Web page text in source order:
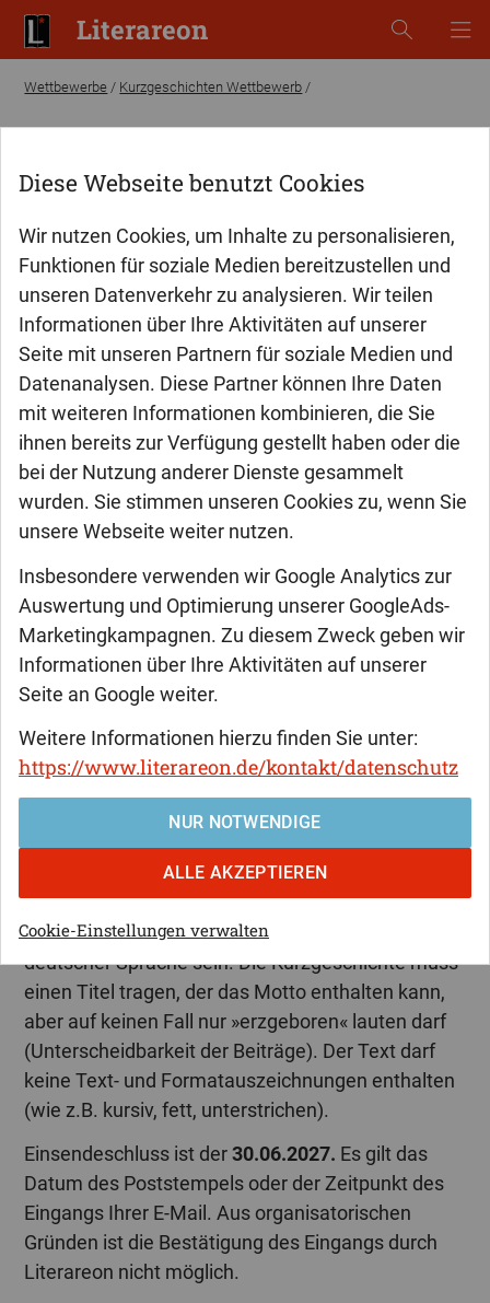
Diese Webseite benutzt Cookies
Wir nutzen Cookies, um Inhalte zu personalisieren,
Funktionen für soziale Medien bereitzustellen und
unseren Datenverkehr zu analysieren. Wir teilen
Informationen über Ihre Aktivitäten auf unserer
Seite mit unseren Partnern für soziale Medien und
Datenanalysen. Diese Partner können Ihre Daten
mit weiteren Informationen kombinieren, die Sie
ihnen bereits zur Verfügung gestellt haben oder die
bei der Nutzung anderer Dienste gesammelt
wurden. Sie stimmen unseren Cookies zu, wenn Sie
unsere Webseite weiter nutzen.
Insbesondere verwenden wir Google Analytics zur
Auswertung und Optimierung unserer GoogleAds-
Marketingkampagnen. Zu diesem Zweck geben wir
Informationen über Ihre Aktivitäten auf unserer
Seite an Google weiter.
Weitere Informationen hierzu finden Sie unter:
https://www.literareon.de/kontakt/datenschutz
NUR NOTWENDIGE
ALLE AKZEPTIEREN
Cookie-Einstellungen verwalten
Literareon
Wettbewerbe / Kurzgeschichten Wettbewerb /
Wettbewerb
Bildquelle: NoName_13 auf Pixabay
Der utzverlag veranstaltet im Rahmen der Reihe
Literareon einen Kurzgeschichten Wettbewerb mit
dem Motto»erzgeboren«.
Die Teilnahme steht allen Autorinnen und Autoren
offen. Pro Autorin/Autor darf nur ein Beitrag
eingereicht werden. Mitarbeiter/innen des
utzverlags und deren Angehörige sind von der
Teilnahme ausgeschlossen.
Der Beitrag darf 1.000 Wörter (das sind ca. zwei
Seiten) nicht überschreiten. Der Beitrag muss ein
selbstverfasstes, bisher unveröffentlichtes Werk in
deutscher Sprache sein. Die Kurzgeschichte muss
einen Titel tragen, der das Motto enthalten kann,
aber auf keinen Fall nur »erzgeboren« lauten darf
(Unterscheidbarkeit der Beiträge). Der Text darf
keine Text- und Formatauszeichnungen enthalten
(wie z.B. kursiv, fett, unterstrichen).
Einsendeschluss ist der30.06.2027. Es gilt das
Datum des Poststempels oder der Zeitpunkt des
Eingangs Ihrer E-Mail. Aus organisatorischen
Gründen ist die Bestätigung des Eingangs durch
Literareon nicht möglich.